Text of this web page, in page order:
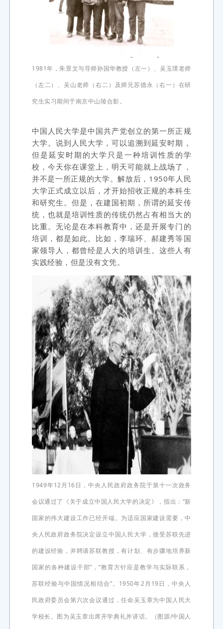
1981年，朱景文与导师孙国华教授（左一）、吴玉璞老师
（左二）、吴山老师（右二）及师兄苏德永（右一）在研
究生实习期间于南京中山陵合影。
中国人民大学是中国共产党创立的第一所正规
大学。说到人民大学，可以追溯到延安时期，
但是延安时期的大学只是一种培训性质的学
校，今天你在课堂上，明天可能就上战场了，
并不是一所正规的大学。解放后， 1950年人民
大学正式成立以后，才开始招收正规的本科生
和研究生。但是，在建国初期，所谓的延安传
统，也就是培训性质的传统仍然占有相当大的
比重。无论是在本科教育中，还是开展专门的
培训，都是如此。比如，李瑞环、郝建秀等国
家领导人，都曾经是人大的培训生。这些人有
实践经验，但是没有文凭。
1949年12月16日，中央人民政府政务院于第十一次政务
会议通过了《关于成立中国人民大学的决定》，指出：“新
国家的伟大建设工作已经开端。为适应国家建设需要，中
央人民政府政务院决定设立中国人民大学，接受苏联先进
的建设经验，并聘请苏联教授，有计划、有步骤地培养新
国家的各种建设干部”，“教育方针应是教学与实际联系，
苏联经验与中国情况相结合”。1950年2月19日，中央人
民政府委员会第六次会议通过，任命吴玉章为中国人民大
学校长。图为吴玉章出席开学典礼并讲话。（图源/中国人